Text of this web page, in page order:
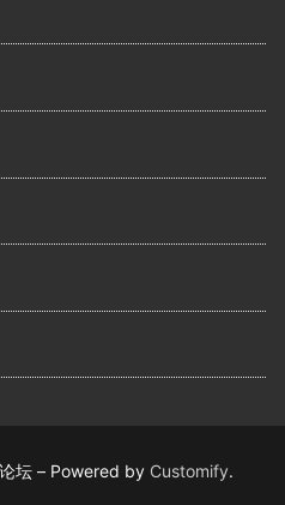
坛 – Powered by Customify.